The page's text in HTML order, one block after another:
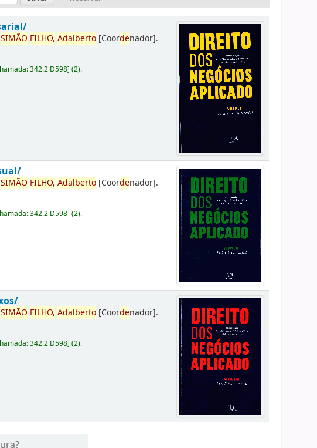
SIMÃO FILHO, Adalberto [Coordenador].
342.2 D598](2).
SIMÃO FILHO, Adalberto [Coordenador].
342.2 D598](2).
SIMÃO FILHO, Adalberto [Coordenador].
342.2 D598](2).